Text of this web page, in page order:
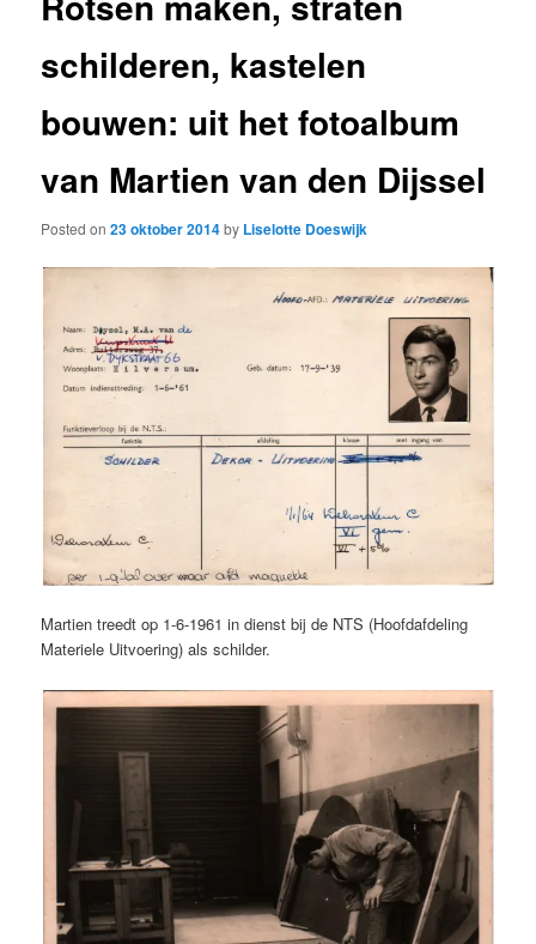
schilderen, kastelen
bouwen: uit het fotoalbum
van Martien van den Dijssel
Posted on23 oktober 2014by Liselotte Doeswijk
Martien treedt op 1-6-1961 in dienst bij de NTS (Hoofdafdeling
Materiele Uitvoering) als schilder.